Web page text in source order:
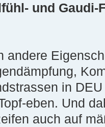
und Gaudi-
andere
in
eben. Und
auch auf